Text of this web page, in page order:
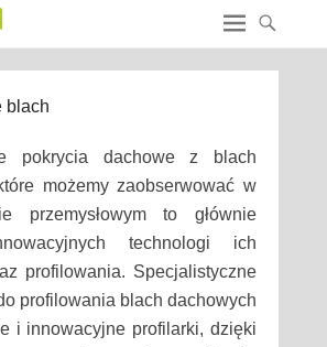
blach
pokrycia dachowe z blach
możemy zaobserwować w
przemysłowym to głównie
technologi ich
profilowania. Specjalistyczne
profilowania blach dachowych
i innowacyjne profilarki, dzięki